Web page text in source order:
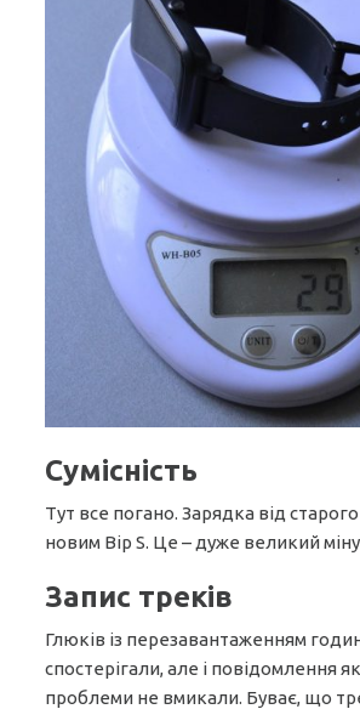
Сумісність
Тут все погано. Зарядка від старого
новим Bip S. Це – дуже великий
Запис треків
Глюків із перезавантаженням
спостерігали, але і повідомлення
проблеми не вмикали. Буває, що